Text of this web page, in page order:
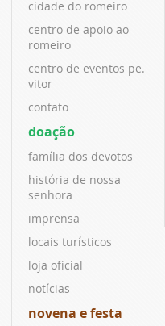
cidade do romeiro
centro de apoio ao
romeiro
centro de eventos pe.
vitor
contato
doação
família dos devotos
história de nossa
senhora
imprensa
locais turísticos
loja oficial
notícias
novena e festa